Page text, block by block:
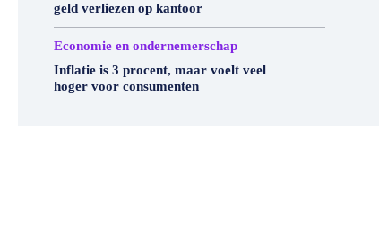
geld verliezen op kantoor
Economie en ondernemerschap
Inflatie is 3 procent, maar voelt veel
hoger voor consumenten